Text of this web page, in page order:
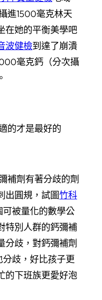
進1500毫克林天
在她的平衡美學吧
波健檢到達了崩潰
毫克鈣（分次攝
的才是最好的
補劑有著分歧的劑
出圓規，試圖竹科
被量化的數學公
特別人群的鈣彌補
分歧，對鈣彌補劑
分歧，好比孩子更
的下班族更愛好泡